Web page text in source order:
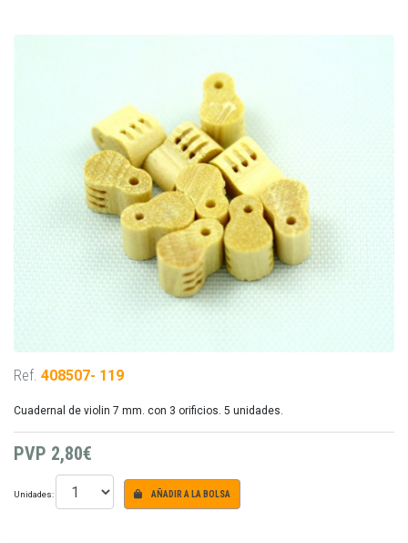
Ref. 408507- 119
Cuadernal de violin 7 mm. con 3 orificios. 5 unidades.
PVP 2,80€
Unidades: AÑADIR A LA BOLSA